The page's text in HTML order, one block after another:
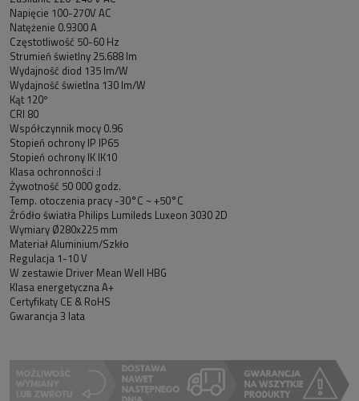
Napięcie 100-270V AC
Natężenie 0.9300 A
Częstotliwość 50-60 Hz
Strumień świetlny 25.688 lm
Wydajność diod 135 lm/W
Wydajność świetlna 130 lm/W
Kąt 120º
CRI 80
Współczynnik mocy 0.96
Stopień ochrony IP IP65
Stopień ochrony IK IK10
Klasa ochronności :I
Żywotność 50 000 godz.
Temp. otoczenia pracy -30°C ~ +50°C
Źródło światła Philips Lumileds Luxeon 3030 2D
Wymiary Ø280x225 mm
Materiał Aluminium/Szkło
Regulacja 1-10 V
W zestawie Driver Mean Well HBG
Klasa energetyczna A+
Certyfikaty CE & RoHS
Gwarancja 3 lata